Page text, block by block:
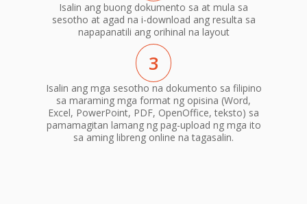
Isalin ang buong dokumento sa at mula sa
sesotho at agad na i-download ang resulta sa
napapanatili ang orihinal na layout
3
Isalin ang mga sesotho na dokumento sa filipino
sa maraming mga format ng opisina (Word,
Excel, PowerPoint, PDF, OpenOffice, teksto) sa
pamamagitan lamang ng pag-upload ng mga ito
sa aming libreng online na tagasalin.